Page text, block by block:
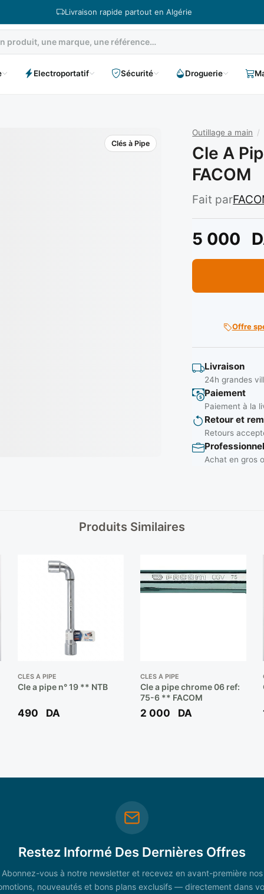
Livraison rapide partout en Algérie
Electroportatif Sécurité Droguerie
Clés à Pipe
Outillage a main /
Cle A
FACOM
Fait par
5 000
Offre
Livraison
24h grandes
Paiement
Paiement à la
Retour et
Retours
Achat en gros
Produits Similaires
CLÉS À PIPE
Cle a pipe n° 19 ** NTB
490 DA
CLÉS À PIPE
Cle a pipe chrome 06 ref:
75-6 ** FACOM
2 000 DA
Restez Informé Des Dernières Offres
Abonnez-vous à notre newsletter et recevez en avant-première nos
nouveautés et bons plans exclusifs — directement dans